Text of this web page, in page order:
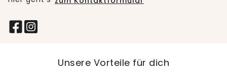
Unsere Vorteile für dich